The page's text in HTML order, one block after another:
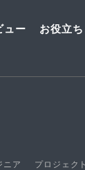
ュー お役立
ニア プロジェク